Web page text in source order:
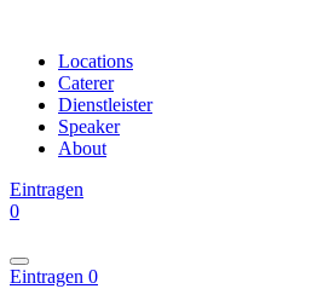
Locations
Caterer
Dienstleister
Speaker
About
Eintragen
0
Eintragen 0